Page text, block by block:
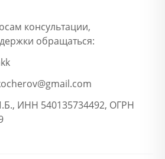
консультации,
обращаться:
ИНН 540135734492, ОГРН